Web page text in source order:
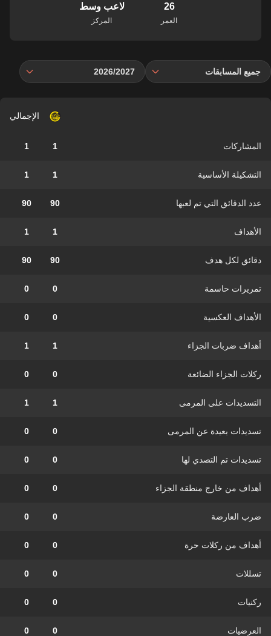
26
العمر
لاعب وسط
المركز
جميع المسابقات 2026/2027
الإجمالي
المشاركات 1
1
التشكيلة الأساسية 1
1
عدد الدقائق التي تم لعبها 90
90
الأهداف 1
1
دقائق لكل هدف 90
90
تمريرات حاسمة 0
0
الأهداف العكسية 0
0
أهداف ضربات الجزاء 1
1
ركلات الجزاء الضائعة 0
0
التسديدات على المرمى 1
1
تسديدات بعيدة عن المرمى 0
0
تسديدات تم التصدي لها 0
0
أهداف من خارج منطقة الجزاء 0
0
ضرب العارضة 0
0
أهداف من ركلات حرة 0
0
تسللات 0
0
ركنيات 0
0
العرضيات 0
0